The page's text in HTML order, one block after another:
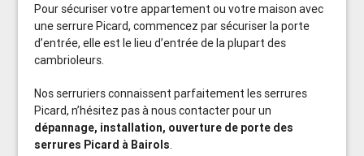
Pour sécuriser votre appartement ou votre maison avec
une serrure Picard, commencez par sécuriser la porte
d’entrée, elle est le lieu d’entrée de la plupart des
cambrioleurs.
Nos serruriers connaissent parfaitement les serrures
Picard, n’hésitez pas à nous contacter pour un
dépannage, installation, ouverture de porte des
serrures Picard à Bairols.